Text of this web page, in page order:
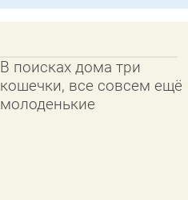
В поисках дома три
кошечки, все совсем ещё
молоденькие